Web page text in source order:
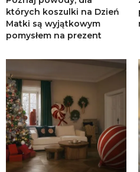
których koszulki na Dzień
Matki są wyjątkowym
pomysłem na prezent